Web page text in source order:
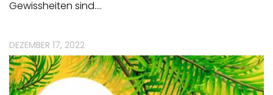
Gewissheiten sind.…
DEZEMBER 17, 2022